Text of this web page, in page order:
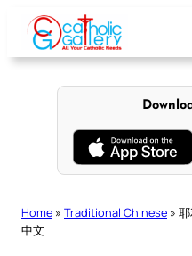
content
Home » Traditional Chinese »
中文